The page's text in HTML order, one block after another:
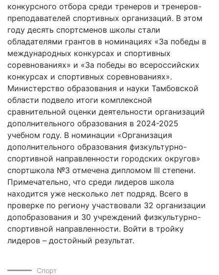
конкурсного отбора среди тренеров и тренеров-
преподавателей спортивных организаций. В этом
году десять спортсменов школы стали
обладателями грантов в номинациях «За победы в
международных конкурсах и спортивных
соревнованиях» и «За победы во всероссийских
конкурсах и спортивных соревнованиях».
Министерство образования и науки Тамбовской
области подвело итоги комплексной
сравнительной оценки деятельности организаций
дополнительного образования в 2024-2025
учебном году. В номинации «Организация
дополнительного образования физкультурно-
спортивной направленности городских округов»
спортшкола №3 отмечена дипломом III степени.
Примечательно, что среди лидеров школа
находится уже несколько лет подряд. Всего в
проверке по региону участвовали 32 организации
допобразования и 30 учреждений физкультурно-
спортивной направленности. Войти в тройку
лидеров – достойный результат.
Спорт